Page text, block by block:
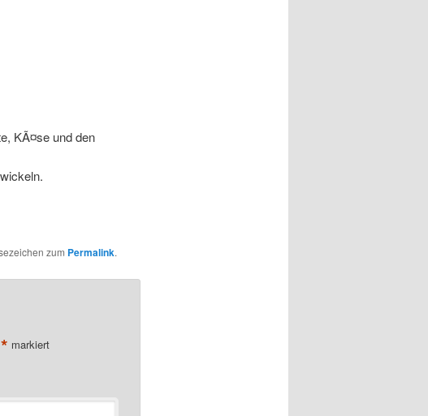
KÃ¤se und den
zum Permalink.
* markiert